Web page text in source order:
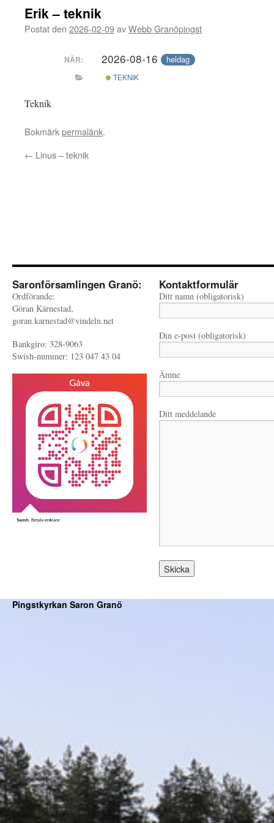
Erik – teknik
Postat den 2026-02-09avWebb Granöpingst
NÄR: 2026-08-16 heldag
TEKNIK
Teknik
Bokmärkpermalänk.
← Linus – teknik
Saronförsamlingen Granö:
Ordförande:
Göran Kärnestad,
goran.karnestad@vindeln.net
Bankgiro: 328-9063
Swish-nummer: 123 047 43 04
Kontaktformulär
Ditt namn (obligatorisk)
Din e-post (obligatorisk)
Ämne
Ditt meddelande
Pingstkyrkan Saron Granö